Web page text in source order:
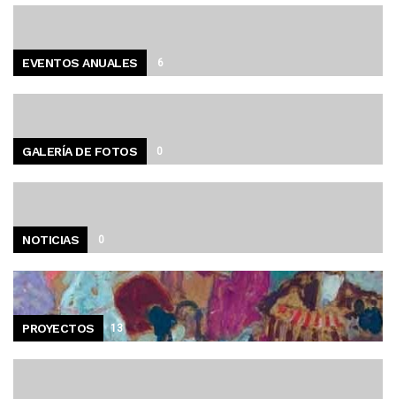
EVENTOS ANUALES 6
GALERÍA DE FOTOS 0
NOTICIAS 0
PROYECTOS 13